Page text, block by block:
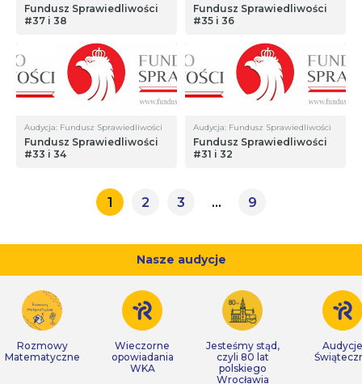
Fundusz Sprawiedliwości
#37 i 38
Fundusz Sprawiedliwości
#35 i 36
Audycja: Fundusz Sprawiedliwości
Fundusz Sprawiedliwości
#33 i 34
Audycja: Fundusz Sprawiedliwości
Fundusz Sprawiedliwości
#31 i 32
1 2 3 … 9
Nasze audycje
Rozmowy
Matematyczne
Wieczorne
opowiadania
WKA
Jesteśmy stąd,
czyli 80 lat
polskiego
Wrocławia
Audycje